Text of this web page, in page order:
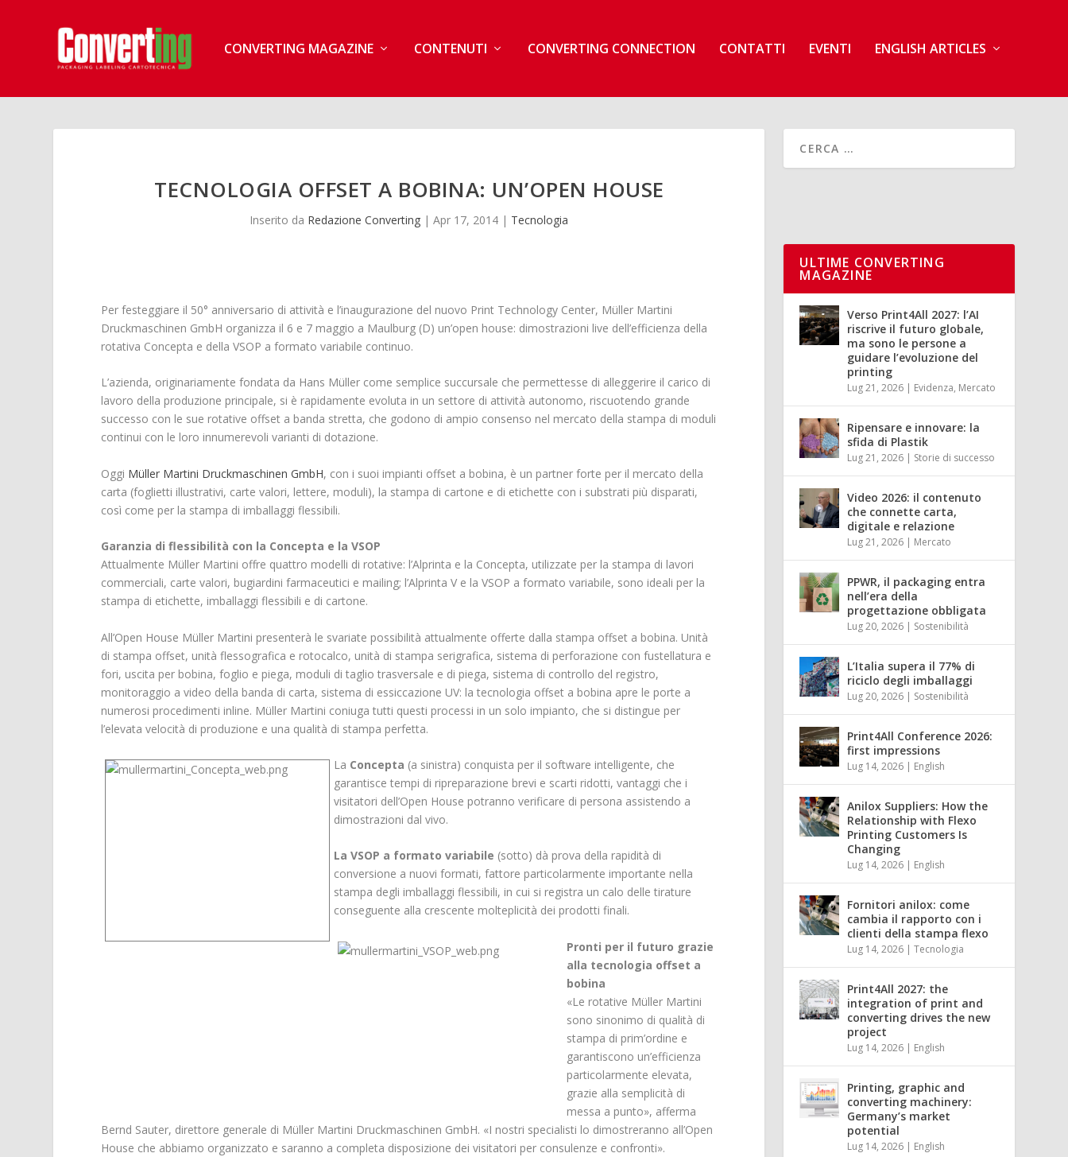
CONVERTING MAGAZINE CONTENUTI CONVERTING CONNECTION CONTATTI EVENTI ENGLISH ARTICLES
TECNOLOGIA OFFSET A BOBINA: UN’OPEN HOUSE
Inserito da Redazione Converting |Apr 17, 2014 | Tecnologia
Per festeggiare il 50° anniversario di attività e l’inaugurazione del nuovo Print Technology Center, Müller Martini
Druckmaschinen GmbH organizza il 6 e 7 maggio a Maulburg (D) un’open house: dimostrazioni live dell’efficienza della
rotativa Concepta e della VSOP a formato variabile continuo.
L’azienda, originariamente fondata da Hans Müller come semplice succursale che permettesse di alleggerire il carico di
lavoro della produzione principale, si è rapidamente evoluta in un settore di attività autonomo, riscuotendo grande
successo con le sue rotative offset a banda stretta, che godono di ampio consenso nel mercato della stampa di moduli
continui con le loro innumerevoli varianti di dotazione.
Oggi Müller Martini Druckmaschinen GmbH, con i suoi impianti offset a bobina, è un partner forte per il mercato della
carta (foglietti illustrativi, carte valori, lettere, moduli), la stampa di cartone e di etichette con i substrati più disparati,
così come per la stampa di imballaggi flessibili.
Garanzia di flessibilità con la Concepta e la VSOP
Attualmente Müller Martini offre quattro modelli di rotative: l’Alprinta e la Concepta, utilizzate per la stampa di lavori
commerciali, carte valori, bugiardini farmaceutici e mailing; l’Alprinta V e la VSOP a formato variabile, sono ideali per la
stampa di etichette, imballaggi flessibili e di cartone.
All’Open House Müller Martini presenterà le svariate possibilità attualmente offerte dalla stampa offset a bobina. Unità
di stampa offset, unità flessografica e rotocalco, unità di stampa serigrafica, sistema di perforazione con fustellatura e
fori, uscita per bobina, foglio e piega, moduli di taglio trasversale e di piega, sistema di controllo del registro,
monitoraggio a video della banda di carta, sistema di essiccazione UV: la tecnologia offset a bobina apre le porte a
numerosi procedimenti inline. Müller Martini coniuga tutti questi processi in un solo impianto, che si distingue per
l’elevata velocità di produzione e una qualità di stampa perfetta.
La Concepta (a sinistra) conquista per il software intelligente, che
garantisce tempi di ripreparazione brevi e scarti ridotti, vantaggi che i
visitatori dell’Open House potranno verificare di persona assistendo a
dimostrazioni dal vivo.
La VSOP a formato variabile (sotto) dà prova della rapidità di
conversione a nuovi formati, fattore particolarmente importante nella
stampa degli imballaggi flessibili, in cui si registra un calo delle tirature
conseguente alla crescente molteplicità dei prodotti finali.
Pronti per il futuro grazie
alla tecnologia offset a
bobina
«Le rotative Müller Martini
sono sinonimo di qualità di
stampa di prim’ordine e
garantiscono un’efficienza
particolarmente elevata,
grazie alla semplicità di
messa a punto», afferma
Bernd Sauter, direttore generale di Müller Martini Druckmaschinen GmbH. «I nostri specialisti lo dimostreranno all’Open
House che abbiamo organizzato e saranno a completa disposizione dei visitatori per consulenze e confronti».
ULTIME CONVERTING
MAGAZINE
Verso Print4All 2027: l’AI
riscrive il futuro globale,
ma sono le persone a
guidare l’evoluzione del
printing
Lug 21, 2026 | Evidenza, Mercato
Ripensare e innovare: la
sfida di Plastik
Lug 21, 2026 | Storie di successo
Video 2026: il contenuto
che connette carta,
digitale e relazione
Lug 21, 2026 | Mercato
PPWR, il packaging entra
nell’era della
progettazione obbligata
Lug 20, 2026 | Sostenibilità
L’Italia supera il 77% di
riciclo degli imballaggi
Lug 20, 2026 | Sostenibilità
Print4All Conference 2026:
first impressions
Lug 14, 2026 | English
Anilox Suppliers: How the
Relationship with Flexo
Printing Customers Is
Changing
Lug 14, 2026 | English
Fornitori anilox: come
cambia il rapporto con i
clienti della stampa flexo
Lug 14, 2026 |Tecnologia
Print4All 2027: the
integration of print and
converting drives the new
project
Lug 14, 2026 | English
Printing, graphic and
converting machinery:
Germany’s market
potential
Lug 14, 2026 | English